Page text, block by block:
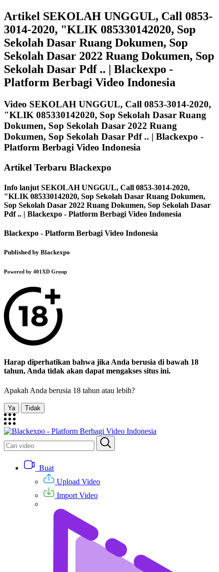
Artikel SEKOLAH UNGGUL, Call 0853-
3014-2020, "KLIK 085330142020, Sop
Sekolah Dasar Ruang Dokumen, Sop
Sekolah Dasar 2022 Ruang Dokumen, Sop
Sekolah Dasar Pdf .. | Blackexpo -
Platform Berbagi Video Indonesia
Video SEKOLAH UNGGUL, Call 0853-3014-2020,
"KLIK 085330142020, Sop Sekolah Dasar Ruang
Dokumen, Sop Sekolah Dasar 2022 Ruang
Dokumen, Sop Sekolah Dasar Pdf .. | Blackexpo -
Platform Berbagi Video Indonesia
Artikel Terbaru Blackexpo
Info lanjut SEKOLAH UNGGUL, Call 0853-3014-2020,
"KLIK 085330142020, Sop Sekolah Dasar Ruang Dokumen,
Sop Sekolah Dasar 2022 Ruang Dokumen, Sop Sekolah Dasar
Pdf .. | Blackexpo - Platform Berbagi Video Indonesia
Blackexpo - Platform Berbagi Video Indonesia
Published by Blackexpo
Powered by 401XD Group
Harap diperhatikan bahwa jika Anda berusia di bawah 18
tahun, Anda tidak akan dapat mengakses situs ini.
Apakah Anda berusia 18 tahun atau lebih?
Ya Tidak
Buat
Upload Video
Import Video